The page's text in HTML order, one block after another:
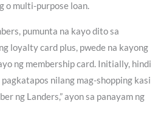
o multi-purpose loan.
pumunta na kayo dito sa
loyalty card plus, pwede na kayong
ng membership card. Initially, hindi
nilang mag-shopping kasi
ng Landers,” ayon sa panayam ng